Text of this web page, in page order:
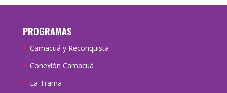
PROGRAMAS
Camacuá y Reconquista
Conexión Camacuá
La Trama